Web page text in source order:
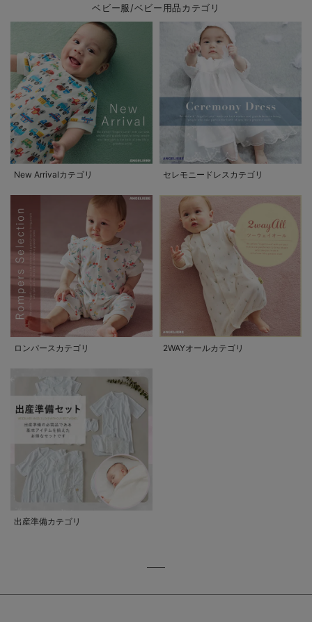
ベビー服/ベビー用品カテゴリ
New Arrivalカテゴリ セレモニードレスカテゴリ
ロンパースカテゴリ 2WAYオールカテゴリ
出産準備カテゴリ